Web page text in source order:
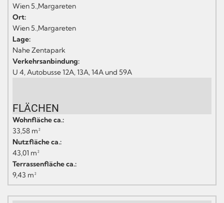
Wien 5.,Margareten
Ort:
Wien 5.,Margareten
Lage:
Nahe Zentapark
Verkehrsanbindung:
U 4, Autobusse 12A, 13A, 14A und 59A
FLÄCHEN
Wohnfläche ca.:
33,58 m²
Nutzfläche ca.:
43,01 m²
Terrassenfläche ca.:
9,43 m²